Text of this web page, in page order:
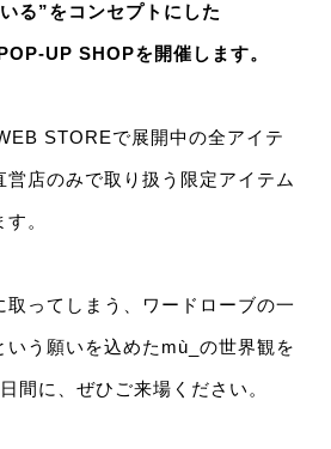
る”をコンセプトにした
UP SHOPを開催します。
STOREで展開中の全アイテ
営店のみで取り扱う限定アイテム
。
取ってしまう、ワードローブの一
いう願いを込めたmù_の世界観を
間に、ぜひご来場ください。